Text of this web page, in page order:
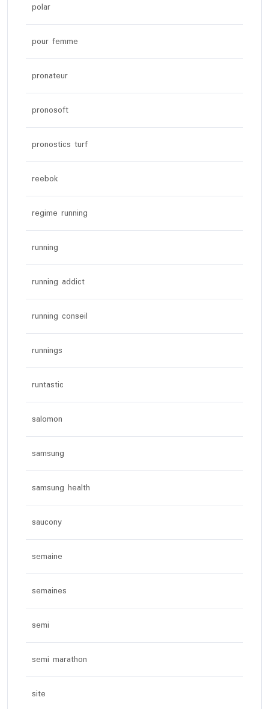
polar
pour femme
pronateur
pronosoft
pronostics turf
reebok
regime running
running
running addict
running conseil
runnings
runtastic
salomon
samsung
samsung health
saucony
semaine
semaines
semi
semi marathon
site